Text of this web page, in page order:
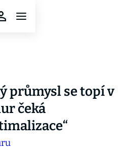
průmysl se topí v
čeká